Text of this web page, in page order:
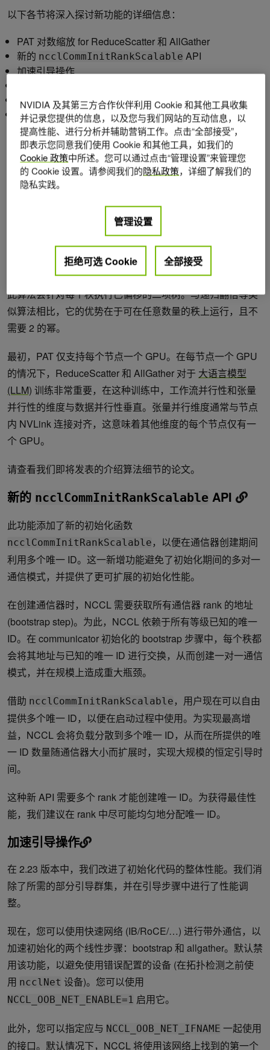
以下各节将深入探讨新功能的详细信息：
PAT 对数缩放 for ReduceScatter 和 AllGather
新的 ncclCommInitRankScalable API
加速引导操作
新的分析器插件 API
问题修复和次要功能
PAT 对数缩放 for ReduceScatter 和 AllGather
PAT 算法是 Bruck 算法的变体，该算法具有对数数量的网络
输的数量会逐渐增加，从而尽可能减少缓冲需求。它同时适
用于 AllGather 和 ReduceScatter。在使用 PAT 时，小到中
型的消息大小预计会表现得更好，随着工作负载的扩展，这
种改进也会增加。
此算法会针对每个秩执行已偏移的二项树。与递归翻倍等类
似算法相比，它的优势在于可在任意数量的秩上运行，且不
需要 2 的幂。
最初，PAT 仅支持每个节点一个 GPU。在每节点一个 GPU
的情况下，ReduceScatter 和 AllGather 对于 大语言模型
(LLM) 训练非常重要，在这种训练中，工作流并行性和张量
并行性的维度与数据并行性垂直。张量并行维度通常与节点
内 NVLink 连接对齐，这意味着其他维度的每个节点仅有一
个 GPU。
请查看我们即将发表的介绍算法细节的论文。
新的 ncclCommInitRankScalable API
此功能添加了新的初始化函数
ncclCommInitRankScalable ，以便在通信器创建期间
利用多个唯一 ID。这一新增功能避免了初始化期间的多对一
通信模式，并提供了更可扩展的初始化性能。
在创建通信器时，NCCL 需要获取所有通信器 rank 的地址
(bootstrap step)。为此，NCCL 依赖于所有等级已知的唯一
ID。在 communicator 初始化的 bootstrap 步骤中，每个秩都
会将其地址与已知的唯一 ID 进行交换，从而创建一对一通信
模式，并在规模上造成重大瓶颈。
借助 ncclCommInitRankScalable ，用户现在可以自由
提供多个唯一 ID，以便在启动过程中使用。为实现最高增
益，NCCL 会将负载分散到多个唯一 ID，从而在所提供的唯
一 ID 数量随通信器大小而扩展时，实现大规模的恒定引导时
间。
这种新 API 需要多个 rank 才能创建唯一 ID。为获得最佳性
能，我们建议在 rank 中尽可能均匀地分配唯一 ID。
加速引导操作
在 2.23 版本中，我们改进了初始化代码的整体性能。我们消
除了所需的部分引导群集，并在引导步骤中进行了性能调
整。
现在，您可以使用快速网络 (IB/RoCE/…) 进行带外通信，以
加速初始化的两个线性步骤：bootstrap 和 allgather。默认禁
用该功能，以避免使用错误配置的设备 (在拓扑检测之前使
用 ncclNet 设备)。您可以使用
NCCL_OOB_NET_ENABLE=1 启用它。
此外，您可以指定应与 NCCL_OOB_NET_IFNAME 一起使用
的接口。默认情况下，NCCL 将使用该网络上找到的第一个
NVIDIA 及其第三方合作伙伴利用 Cookie 和其他工具收集
并记录您提供的信息，以及您与我们网站的互动信息，以
提高性能、进行分析并辅助营销工作。点击“全部接受”，
即表示您同意我们使用 Cookie 和其他工具，如我们的
Cookie 政策中所述。您可以通过点击“管理设置”来管理您
的 Cookie 设置。请参阅我们的隐私政策，详细了解我们的
隐私实践。
管理设置
拒绝可选 Cookie 全部接受